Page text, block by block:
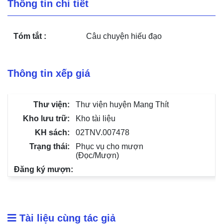
Thông tin chi tiết
Tóm tắt : Câu chuyện hiếu đạo
Thông tin xếp giá
Thư viện huyện Mang Thít
Kho tài liệu
02TNV.007478
Phục vụ cho mượn
(Đọc/Mượn)
Tài liệu cùng tác giả